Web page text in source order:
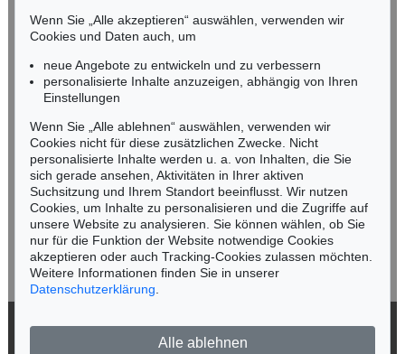
Mobil: +49 (0)171 8618661
n.kassel@kettererkunst.de
Keine Auktion mehr verpassen!
Wir informieren Sie rechtzeitig.
Jetzt zum Newsletter anmelden >
Wenn Sie „Alle akzeptieren“ auswählen, verwenden wir
Cookies und Daten auch, um
neue Angebote zu entwickeln und zu verbessern
personalisierte Inhalte anzuzeigen, abhängig von Ihren
Einstellungen
Wenn Sie „Alle ablehnen“ auswählen, verwenden wir
Cookies nicht für diese zusätzlichen Zwecke. Nicht
personalisierte Inhalte werden u. a. von Inhalten, die Sie
sich gerade ansehen, Aktivitäten in Ihrer aktiven
Suchsitzung und Ihrem Standort beeinflusst. Wir nutzen
Cookies, um Inhalte zu personalisieren und die Zugriffe auf
unsere Website zu analysieren. Sie können wählen, ob Sie
nur für die Funktion der Website notwendige Cookies
akzeptieren oder auch Tracking-Cookies zulassen möchten.
Weitere Informationen finden Sie in unserer
Datenschutzerklärung
Alle ablehnen